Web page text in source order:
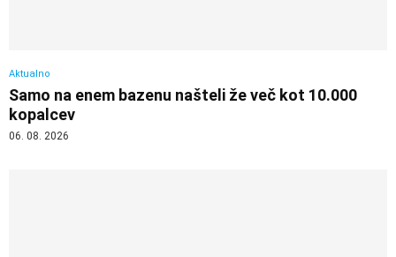
Aktualno
Samo na enem bazenu našteli že več kot 10.000
kopalcev
06. 08. 2026